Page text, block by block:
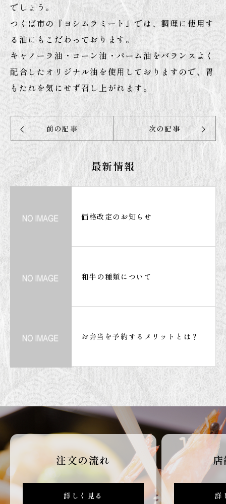
でしょう。
つくば市の『ヨシムラミート』では、調理に使用す
る油にもこだわっております。
キャノーラ油・コーン油・パーム油をバランスよく
配合したオリジナル油を使用しておりますので、胃
もたれを気にせず召し上がれます。
前の記事 次の記事
最新情報
価格改定のお知らせ
和牛の種類について
お弁当を予約するメリットとは？
注文の流れ
詳しく見る 詳